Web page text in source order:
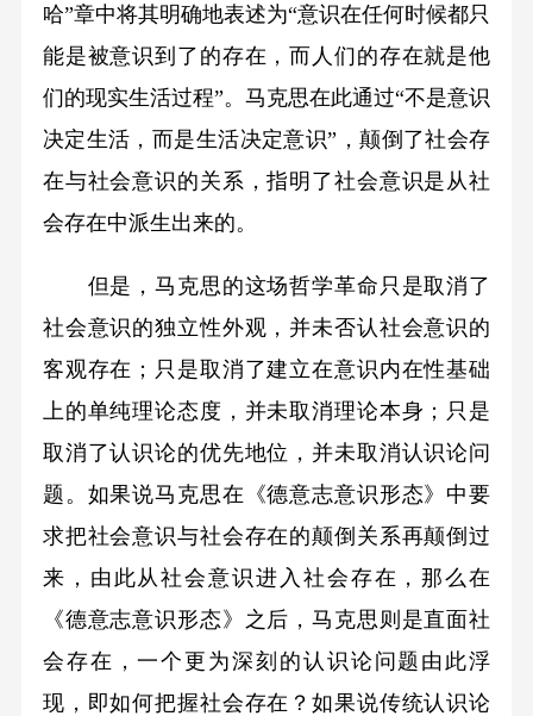
哈”章中将其明确地表述为“意识在任何时候都只
能是被意识到了的存在，而人们的存在就是他
们的现实生活过程”。马克思在此通过“不是意识
决定生活，而是生活决定意识”，颠倒了社会存
在与社会意识的关系，指明了社会意识是从社
会存在中派生出来的。
但是，马克思的这场哲学革命只是取消了
社会意识的独立性外观，并未否认社会意识的
客观存在；只是取消了建立在意识内在性基础
上的单纯理论态度，并未取消理论本身；只是
取消了认识论的优先地位，并未取消认识论问
题。如果说马克思在《德意志意识形态》中要
求把社会意识与社会存在的颠倒关系再颠倒过
来，由此从社会意识进入社会存在，那么在
《德意志意识形态》之后，马克思则是直面社
会存在，一个更为深刻的认识论问题由此浮
现，即如何把握社会存在？如果说传统认识论